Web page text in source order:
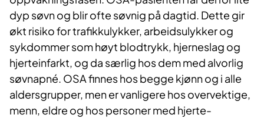
dyp søvn og blir ofte søvnig på dagtid. Dette gir
økt risiko for trafikkulykker, arbeidsulykker og
sykdommer som høyt blodtrykk, hjerneslag og
hjerteinfarkt, og da særlig hos dem med alvorlig
søvnapné. OSA finnes hos begge kjønn og i alle
aldersgrupper, men er vanligere hos overvektige,
menn, eldre og hos personer med hjerte-